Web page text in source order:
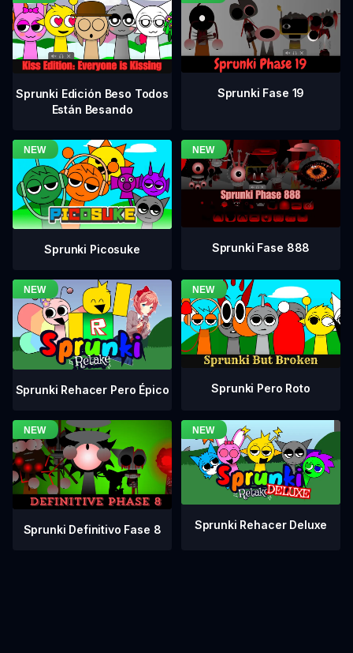
Sprunki Edición Beso Todos
Están Besando
Sprunki Fase 19
Sprunki Picosuke Sprunki Fase 888
Sprunki Rehacer Pero Épico Sprunki Pero Roto
Sprunki Definitivo Fase 8 Sprunki Rehacer Deluxe